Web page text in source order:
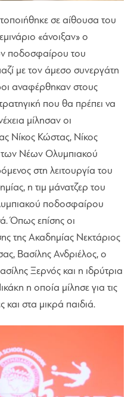
σε αίθουσα του
«άνοιξαν» ο
ποδοσφαίρου του
με τον άμεσο συνεργάτη
αναφέρθηκαν στους
που θα πρέπει να
μίλησαν οι
Νίκος Κώστας, Νίκος
των Νέων Ολυμπιακού
στη λειτουργία του
η τιμ μάνατζερ του
ποδοσφαίρου
Όπως επίσης οι
της Ακαδημίας Νεκτάριος
Βασίλης Ανδριέλος, ο
Ξερνός και η ιδρύτρια
η οποία μίλησε για τις
και στα μικρά παιδιά.